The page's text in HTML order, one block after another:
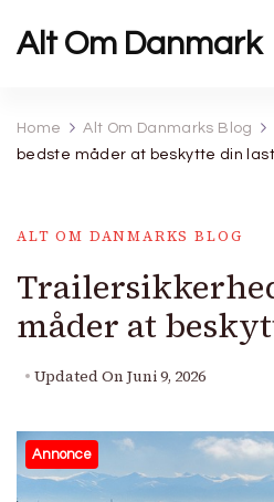
Alt Om Danmark
Home Alt Om Danmarks Blog
bedste måder at beskytte din
ALT OM DANMARKS BLOG
måder at
Updated On Juni 9, 2026
Annonce